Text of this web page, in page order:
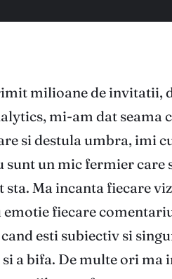
milioane de invitatii,
mi-am dat
si destula umbra,
un mic fermier
Ma incanta fiecare
fiecare
esti subiectiv si
a bifa. De multe ori